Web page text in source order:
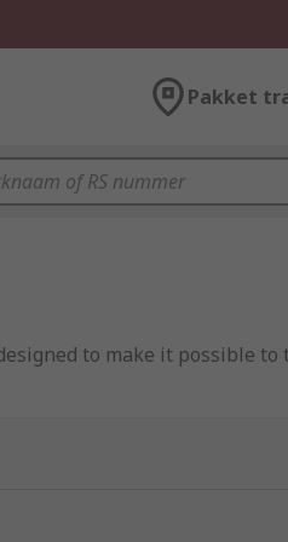
Pakket
to make it possible
only one winding.
the output can be affixed